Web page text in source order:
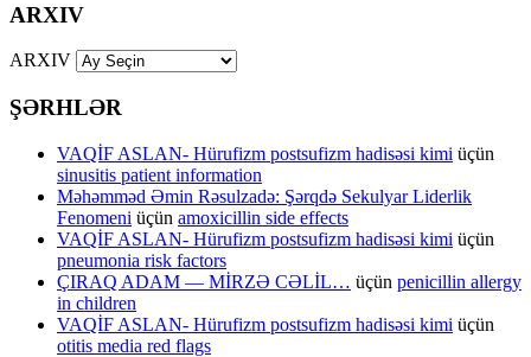
ARXIV
ARXIV
ŞƏRHLƏR
VAQİF ASLAN- Hürufizm postsufizm hadisəsi kimi üçün
sinusitis patient information
Məhəmməd Əmin Rəsulzadə: Şərqdə Sekulyar Liderlik
Fenomeni üçün amoxicillin side effects
VAQİF ASLAN- Hürufizm postsufizm hadisəsi kimi üçün
pneumonia risk factors
ÇIRAQ ADAM — MİRZƏ CƏLİL… üçün penicillin allergy
in children
VAQİF ASLAN- Hürufizm postsufizm hadisəsi kimi üçün
otitis media red flags